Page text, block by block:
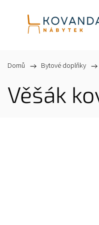
Domů / Bytové doplňky /
Věšák